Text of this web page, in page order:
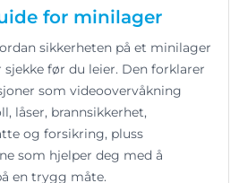
for minilager
sikkerheten på et minilager
før du leier. Den forklarer
som videoovervåkning
låser, brannsikkerhet,
og forsikring, pluss
som hjelper deg med å
en trygg måte.